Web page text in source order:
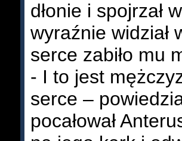
dłonie i spojrzał
wyraźnie widział
serce zabiło mu
- I to jest
serce –
pocałował